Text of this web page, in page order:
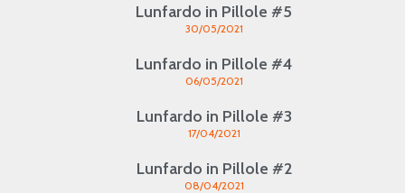
Lunfardo in Pillole #5
30/05/2021
Lunfardo in Pillole #4
06/05/2021
Lunfardo in Pillole #3
17/04/2021
Lunfardo in Pillole #2
08/04/2021